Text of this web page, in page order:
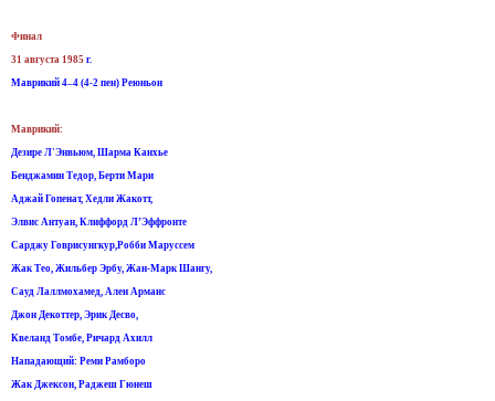
Финал
31 августа 1985 г.
Маврикий 4–4 (4-2 пен) Реюньон
Маврикий:
Дезире Л'Энвьюм, Шарма Канхье
Бенджамин Тедор, Берти Мари
Аджай Гопенат, Хедли Жакотт,
Элвис Антуан, Клиффорд Л’Эффронте
Сарджу Говрисунгкур,Робби Маруссем
Жак Тео, Жильбер Эрбу, Жан-Марк Шангу,
Сауд Лаллмохамед, Ален Арманс
Джон Декоттер, Эрик Десво,
Квеланд Томбе, Ричард Ахилл
Нападающий: Реми Рамборо
Жак Джексон, Раджеш Гюнеш